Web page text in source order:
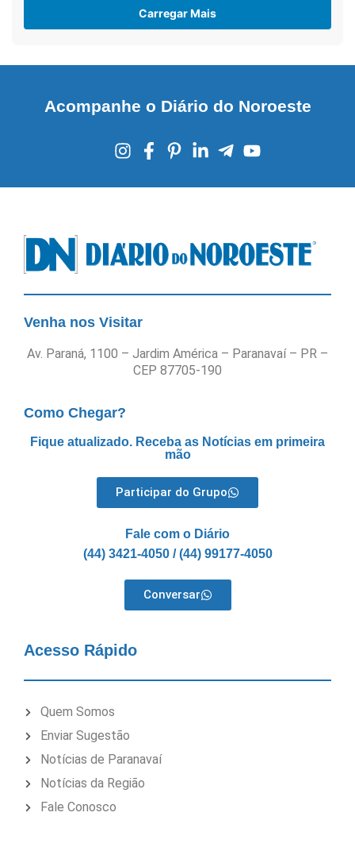
Carregar Mais
Acompanhe o Diário do Noroeste
Venha nos Visitar
Av. Paraná, 1100 – Jardim América – Paranavaí – PR –
CEP 87705-190
Como Chegar?
Fique atualizado. Receba as Notícias em primeira
mão
Participar do Grupo
Fale com o Diário
(44) 3421-4050 / (44) 99177-4050
Conversar
Acesso Rápido
Quem Somos
Enviar Sugestão
Notícias de Paranavaí
Notícias da Região
Fale Conosco